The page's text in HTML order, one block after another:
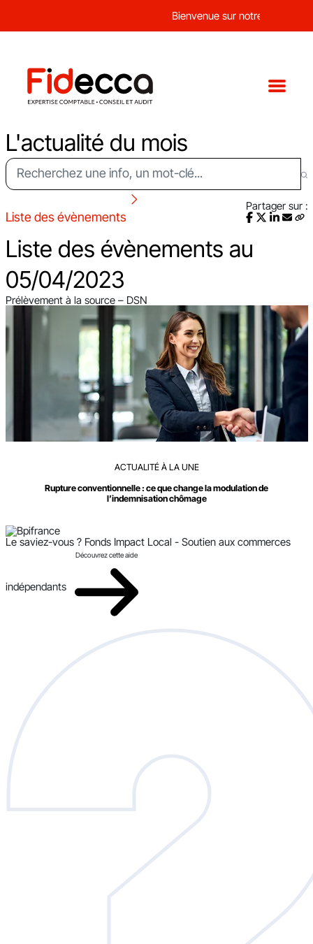
Bienvenue sur notre nouveau
L'actualité du mois
Liste des évènements
Partager sur :
Liste des évènements au
05/04/2023
Prélèvement à la source – DSN
ACTUALITÉ À LA UNE
Rupture conventionnelle : ce que change la modulation de
l’indemnisation chômage
Le saviez-vous ? Fonds Impact Local - Soutien aux commerces
indépendants
Découvrez cette aide